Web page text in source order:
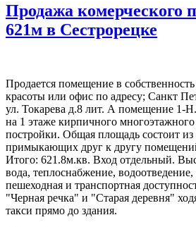
Продажа комерческого
621м в Сестрорецке
Продается помещение в
красоты или офис по адресу; Санкт
ул. Токарева д.8 лит. А помещение 1-
на 1 этаже кирпичного
постройки. Общая площадь состоит из
примыкающих друг к другу
Итого: 621.8м.кв. Вход отдельный.
вода, теплоснабжение,
пешеходная и транспортная
"Черная речка" и "Старая деревня"
такси прямо до здания.